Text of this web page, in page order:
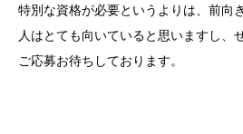
特別な資格が必要というよりは、前向
人はとても向いていると思いますし、
ご応募お待ちしております。